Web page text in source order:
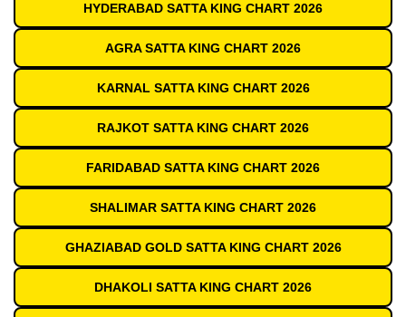
HYDERABAD SATTA KING CHART 2026
AGRA SATTA KING CHART 2026
KARNAL SATTA KING CHART 2026
RAJKOT SATTA KING CHART 2026
FARIDABAD SATTA KING CHART 2026
SHALIMAR SATTA KING CHART 2026
GHAZIABAD GOLD SATTA KING CHART 2026
DHAKOLI SATTA KING CHART 2026